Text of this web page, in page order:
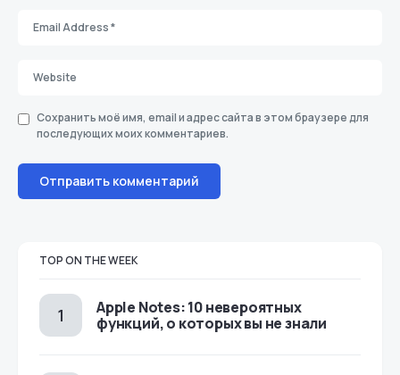
Сохранить моё имя, email и адрес сайта в этом браузере для
последующих моих комментариев.
TOP ON THE WEEK
Apple Notes: 10 невероятных
функций, о которых вы не знали